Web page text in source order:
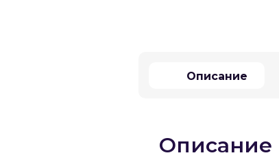
Описание
Описание